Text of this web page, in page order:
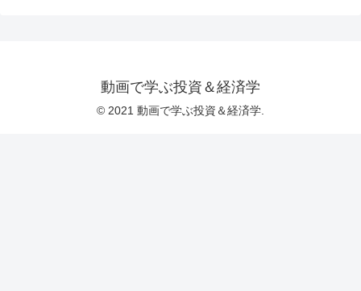
動画で学ぶ投資＆経済学
© 2021 動画で学ぶ投資＆経済学.